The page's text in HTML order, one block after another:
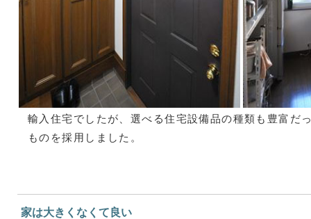
輸入住宅でしたが、選べる住宅設備品の種類も豊富だ
ものを採用しました。
家は大きくなくて良い